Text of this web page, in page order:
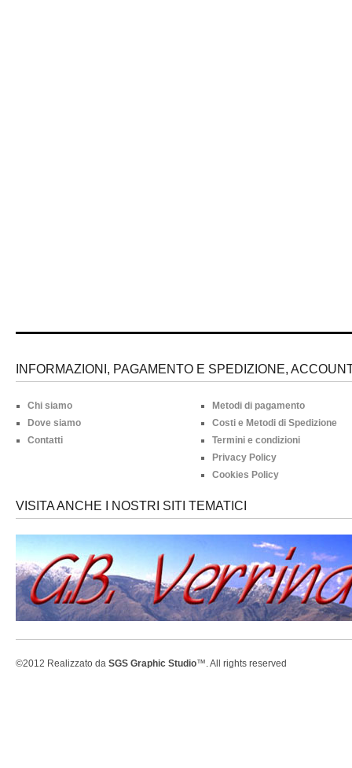
INFORMAZIONI, PAGAMENTO E SPEDIZIONE,
Chi siamo
Dove siamo
Contatti
Metodi di pagamento
Costi e Metodi di Spedizione
Termini e condizioni
Privacy Policy
Cookies Policy
VISITA ANCHE I NOSTRI SITI TEMATICI
©2012 Realizzato da SGS Graphic Studio™. All rights reserved